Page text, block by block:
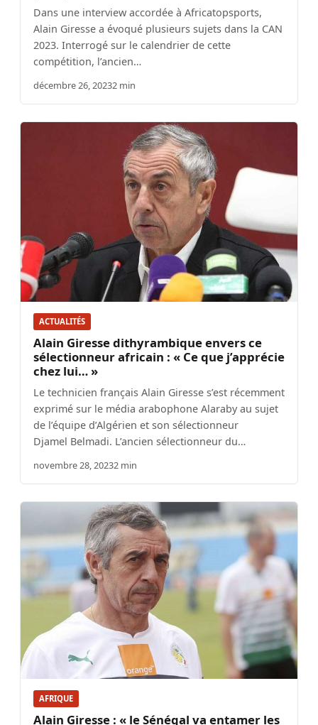
Dans une interview accordée à Africatopsports,
Alain Giresse a évoqué plusieurs sujets dans la CAN
2023. Interrogé sur le calendrier de cette
compétition, l’ancien…
décembre 26, 20232 min
ACTUALITÉS
Alain Giresse dithyrambique envers ce
sélectionneur africain : « Ce que j’apprécie
chez lui… »
Le technicien français Alain Giresse s’est récemment
exprimé sur le média arabophone Alaraby au sujet
de l’équipe d’Algérien et son sélectionneur
Djamel Belmadi. L’ancien sélectionneur du…
novembre 28, 20232 min
AFRIQUE
Alain Giresse : « le Sénégal va entamer les